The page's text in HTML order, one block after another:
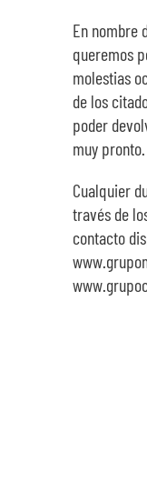
En nombre
queremos
molestias
de los
poder
muy pronto.
Cualquier
través de
contacto